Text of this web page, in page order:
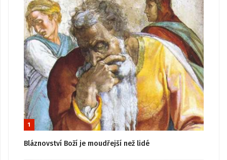
1
Bláznovství Boží je moudřejší než lidé